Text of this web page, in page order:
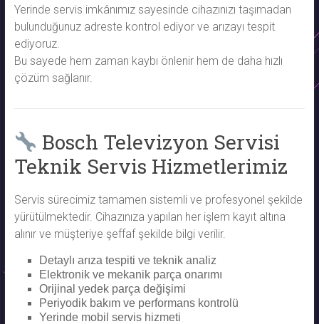
Yerinde servis imkânımız sayesinde cihazınızı taşımadan
bulunduğunuz adreste kontrol ediyor ve arızayı tespit
ediyoruz.
Bu sayede hem zaman kaybı önlenir hem de daha hızlı
çözüm sağlanır.
Bosch Televizyon Servisi
Teknik Servis Hizmetlerimiz
Servis sürecimiz tamamen sistemli ve profesyonel şekilde
yürütülmektedir. Cihazınıza yapılan her işlem kayıt altına
alınır ve müşteriye şeffaf şekilde bilgi verilir.
Detaylı arıza tespiti ve teknik analiz
Elektronik ve mekanik parça onarımı
Orijinal yedek parça değişimi
Periyodik bakım ve performans kontrolü
Yerinde mobil servis hizmeti